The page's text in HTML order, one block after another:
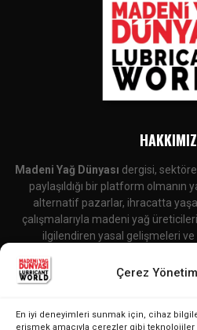
Çerez
En iyi deneyimleri sunmak için, cihaz
erişmek amacıyla çerezler gibi
Madeni Yağ Dünyası dergisi,
paylaşıldığı bir platform olmanın
alternatif pazarlar, ihracatta
çalışmalarıyla madeni yağ
ilgilendiren yasal gelişmeleri
İletişime Geçin: